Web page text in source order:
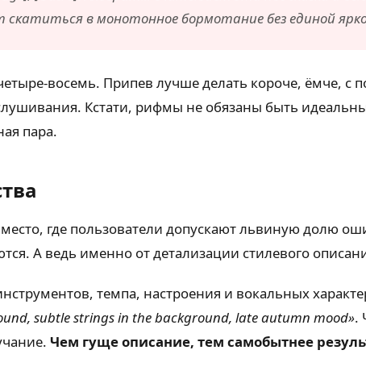
в монотонное бормотание без единой
восемь. Припев лучше делать короче, ёмче,
Кстати, рифмы не обязаны быть
пара.
где пользователи допускают львиную долю
А ведь именно от детализации стилевого
темпа, настроения и вокальных
subtle strings in the background, late autumn mood».
Чем гуще описание, тем самобытнее